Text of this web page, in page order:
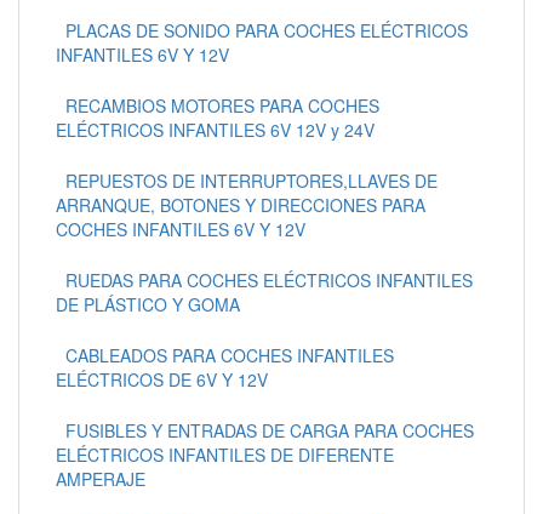
PLACAS DE SONIDO PARA COCHES ELÉCTRICOS
INFANTILES 6V Y 12V
RECAMBIOS MOTORES PARA COCHES
ELÉCTRICOS INFANTILES 6V 12V y 24V
REPUESTOS DE INTERRUPTORES,LLAVES DE
ARRANQUE, BOTONES Y DIRECCIONES PARA
COCHES INFANTILES 6V Y 12V
RUEDAS PARA COCHES ELÉCTRICOS INFANTILES
DE PLÁSTICO Y GOMA
CABLEADOS PARA COCHES INFANTILES
ELÉCTRICOS DE 6V Y 12V
FUSIBLES Y ENTRADAS DE CARGA PARA COCHES
ELÉCTRICOS INFANTILES DE DIFERENTE
AMPERAJE